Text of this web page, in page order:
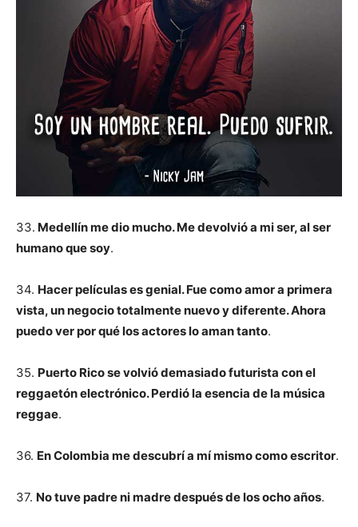
33. Medellín me dio mucho. Me devolvió a mi ser, al ser
humano que soy.
34. Hacer películas es genial. Fue como amor a primera
vista, un negocio totalmente nuevo y diferente. Ahora
puedo ver por qué los actores lo aman tanto.
35. Puerto Rico se volvió demasiado futurista con el
reggaetón electrónico. Perdió la esencia de la música
reggae.
36. En Colombia me descubrí a mí mismo como escritor.
37. No tuve padre ni madre después de los ocho años.